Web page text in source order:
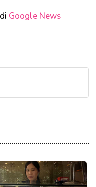
Google News